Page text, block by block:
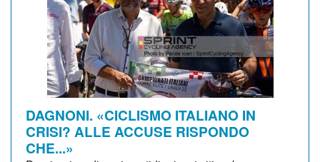
DAGNONI. «CICLISMO ITALIANO IN
CRISI? ALLE ACCUSE RISPONDO
CHE...»